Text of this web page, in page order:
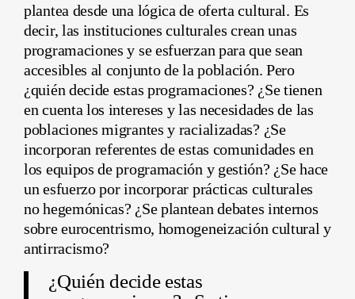
plantea desde una lógica de oferta cultural. Es
decir, las instituciones culturales crean unas
programaciones y se esfuerzan para que sean
accesibles al conjunto de la población. Pero
¿quién decide estas programaciones? ¿Se tienen
en cuenta los intereses y las necesidades de las
poblaciones migrantes y racializadas? ¿Se
incorporan referentes de estas comunidades en
los equipos de programación y gestión? ¿Se hace
un esfuerzo por incorporar prácticas culturales
no hegemónicas? ¿Se plantean debates internos
sobre eurocentrismo, homogeneización cultural y
antirracismo?
¿Quién decide estas